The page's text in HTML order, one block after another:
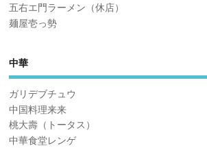
五右エ門ラーメン（休店）
麺屋壱っ勢
中華
ガリデブチュウ
中国料理来来
桃大壽（トータス）
中華食堂レンゲ